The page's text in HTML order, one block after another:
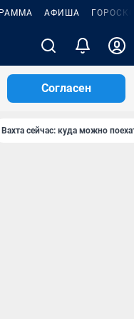
АФИША
Согласен
Вахта сейчас: куда можно